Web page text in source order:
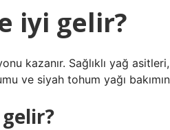
iyi gelir?
kazanır. Sağlıklı yağ
ve siyah tohum yağı